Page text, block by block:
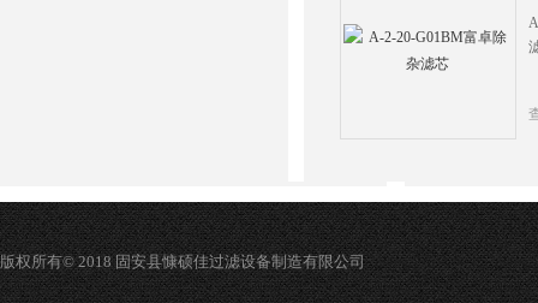
版权所有© 2018 固安县慷硕佳过滤设备制造有限公司